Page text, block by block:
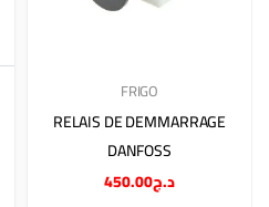
FRIGO
RELAIS DE DEMMARRAGE
DANFOSS
د.ج450.00